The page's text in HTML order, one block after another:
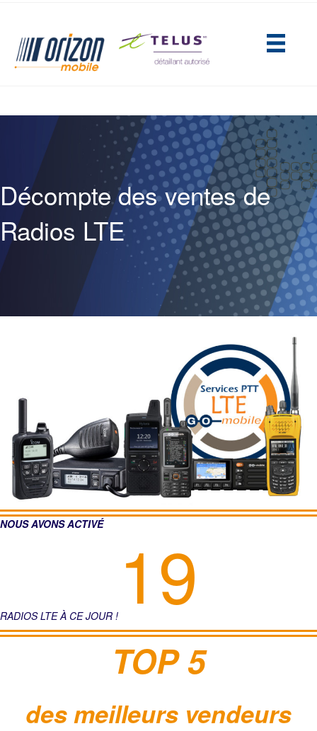
(opens in new tab)
Décompte des ventes de
Radios LTE
NOUS AVONS ACTIVÉ 35
RADIOS LTE À CE JOUR !
TOP 5
des meilleurs vendeurs